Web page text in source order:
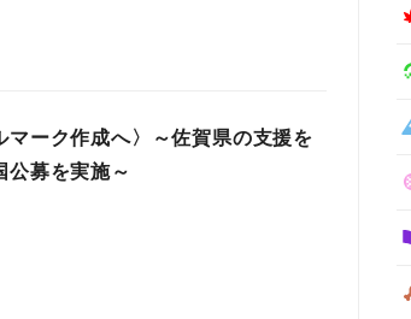
マーク作成へ〉～佐賀県の支援を
公募を実施～